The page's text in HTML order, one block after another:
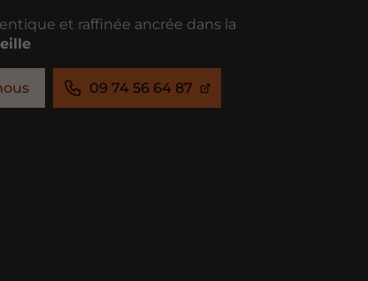
et raffinée ancrée dans la
09 74 56 64 87